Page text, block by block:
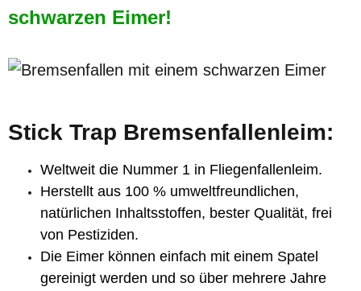
schwarzen Eimer!
Stick Trap Bremsenfallenleim:
Weltweit die Nummer 1 in Fliegenfallenleim.
Herstellt aus 100 % umweltfreundlichen,
natürlichen Inhaltsstoffen, bester Qualität, frei
von Pestiziden.
Die Eimer können einfach mit einem Spatel
gereinigt werden und so über mehrere Jahre